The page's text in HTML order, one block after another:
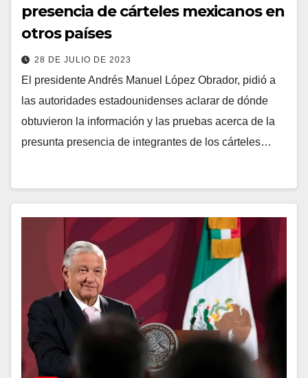
presencia de cárteles mexicanos en
otros países
28 DE JULIO DE 2023
El presidente Andrés Manuel López Obrador, pidió a
las autoridades estadounidenses aclarar de dónde
obtuvieron la información y las pruebas acerca de la
presunta presencia de integrantes de los cárteles…